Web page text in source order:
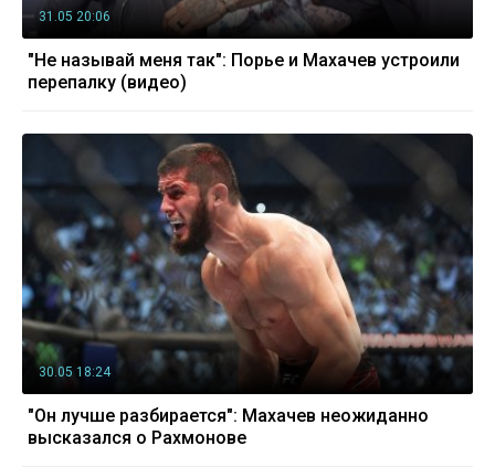
31.05 20:06
"Не называй меня так": Порье и Махачев устроили
перепалку (видео)
30.05 18:24
"Он лучше разбирается": Махачев неожиданно
высказался о Рахмонове